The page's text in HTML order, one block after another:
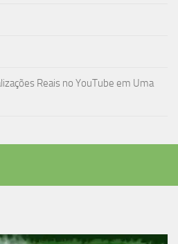
Reais no YouTube em Uma